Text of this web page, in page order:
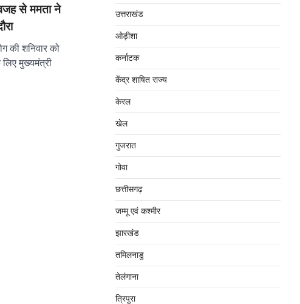
से ममता ने
की शनिवार को
मुख्यमंत्री
उत्तराखंड
ओड़ीशा
कर्नाटक
केंद्र शाषित राज्य
केरल
खेल
गुजरात
गोवा
छत्तीसगढ़
जम्‍मू एवं कश्‍मीर
झारखंड
तमिलनाडु
तेलंगाना
त्रिपुरा